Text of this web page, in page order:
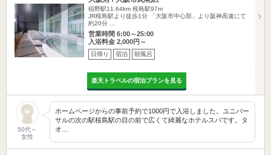
稲野駅11.64km 桜島駅97m
JR桜島駅より徒歩1分 「大阪市中心部」より阪神高速にて
約20分 …
営業時間 6:00～25:00
入浴料金 2,000円～
日帰り 宿泊 朝風呂
楽天トラベルの宿泊プランを見る
50代～
女性
ホームページからの事前予約で1000円で入浴しました。ユニバー
サルの次の駅桜島駅の目の前で広くて綺麗なホテルスパです。タ
オ…